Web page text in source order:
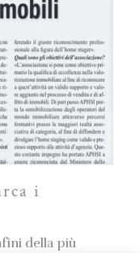
i
della più